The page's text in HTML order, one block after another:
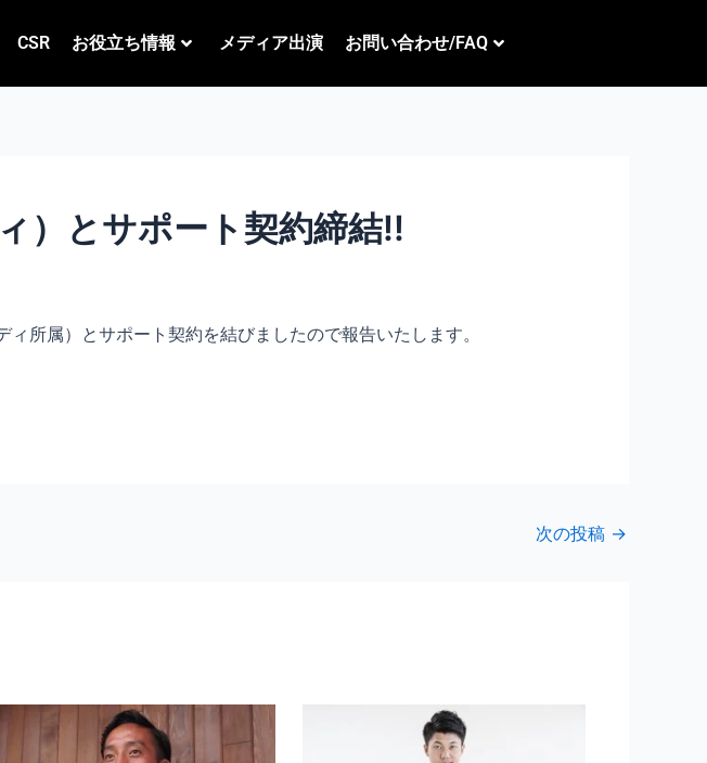
CSR お役立ち情報 メディア出演 お問い合わせ/FAQ
）とサポート契約締結!!
所属）とサポート契約を結びましたので報告いたします。
次の投稿 →